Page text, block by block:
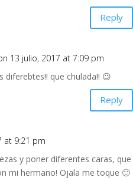
Reply
13 julio, 2017 at 7:09 pm
diferebtes!! que chulada!! 😉
Reply
at 9:21 pm
y poner diferentes caras, que
mi hermano! Ojala me toque 🙂